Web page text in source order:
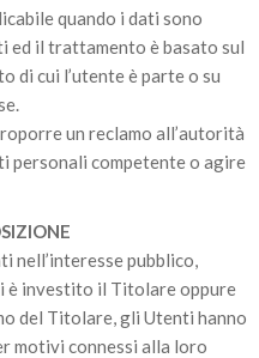
quando i dati sono
il trattamento è basato sul
di cui l’utente è parte o su
un reclamo all’autorità
personali competente o agire
nell’interesse pubblico,
è investito il Titolare oppure
del Titolare, gli Utenti hanno
motivi connessi alla loro